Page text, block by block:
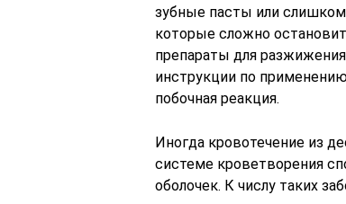
зубные пасты или
которые сложно
препараты для
инструкции по
побочная реакция.
Иногда кровотечение из
системе кроветворения
оболочек. К числу таких